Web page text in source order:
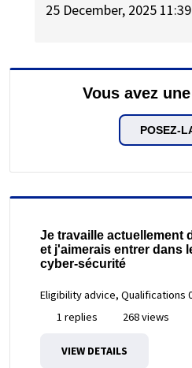
25 December, 2025 11:39
Vous avez
POSEZ-
Je travaille actuellement
et j'aimerais entrer dans
cyber-sécurité
Eligibility advice, Qualifications
1 replies
268 views
VIEW DETAILS